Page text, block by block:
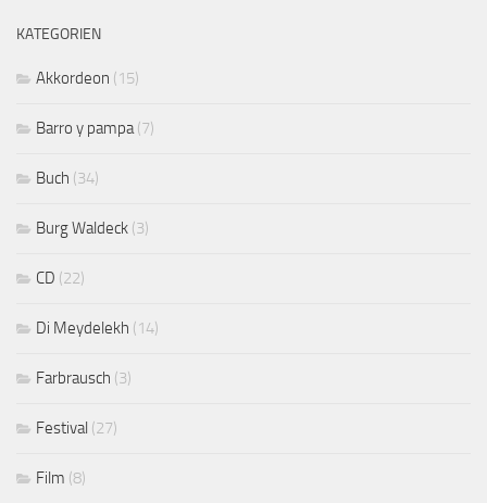
KATEGORIEN
Akkordeon (15)
Barro y pampa(7)
Buch (34)
Burg Waldeck (3)
CD (22)
Di Meydelekh (14)
Farbrausch (3)
Festival (27)
Film (8)